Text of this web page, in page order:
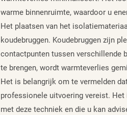
warme binnenruimte, waardoor u
Het plaatsen van het
koudebruggen. Koudebruggen zijn
contactpunten tussen verschillende
te brengen, wordt warmteverlies
Het is belangrijk om te vermelden
professionele uitvoering vereist.
met deze techniek en die u kan